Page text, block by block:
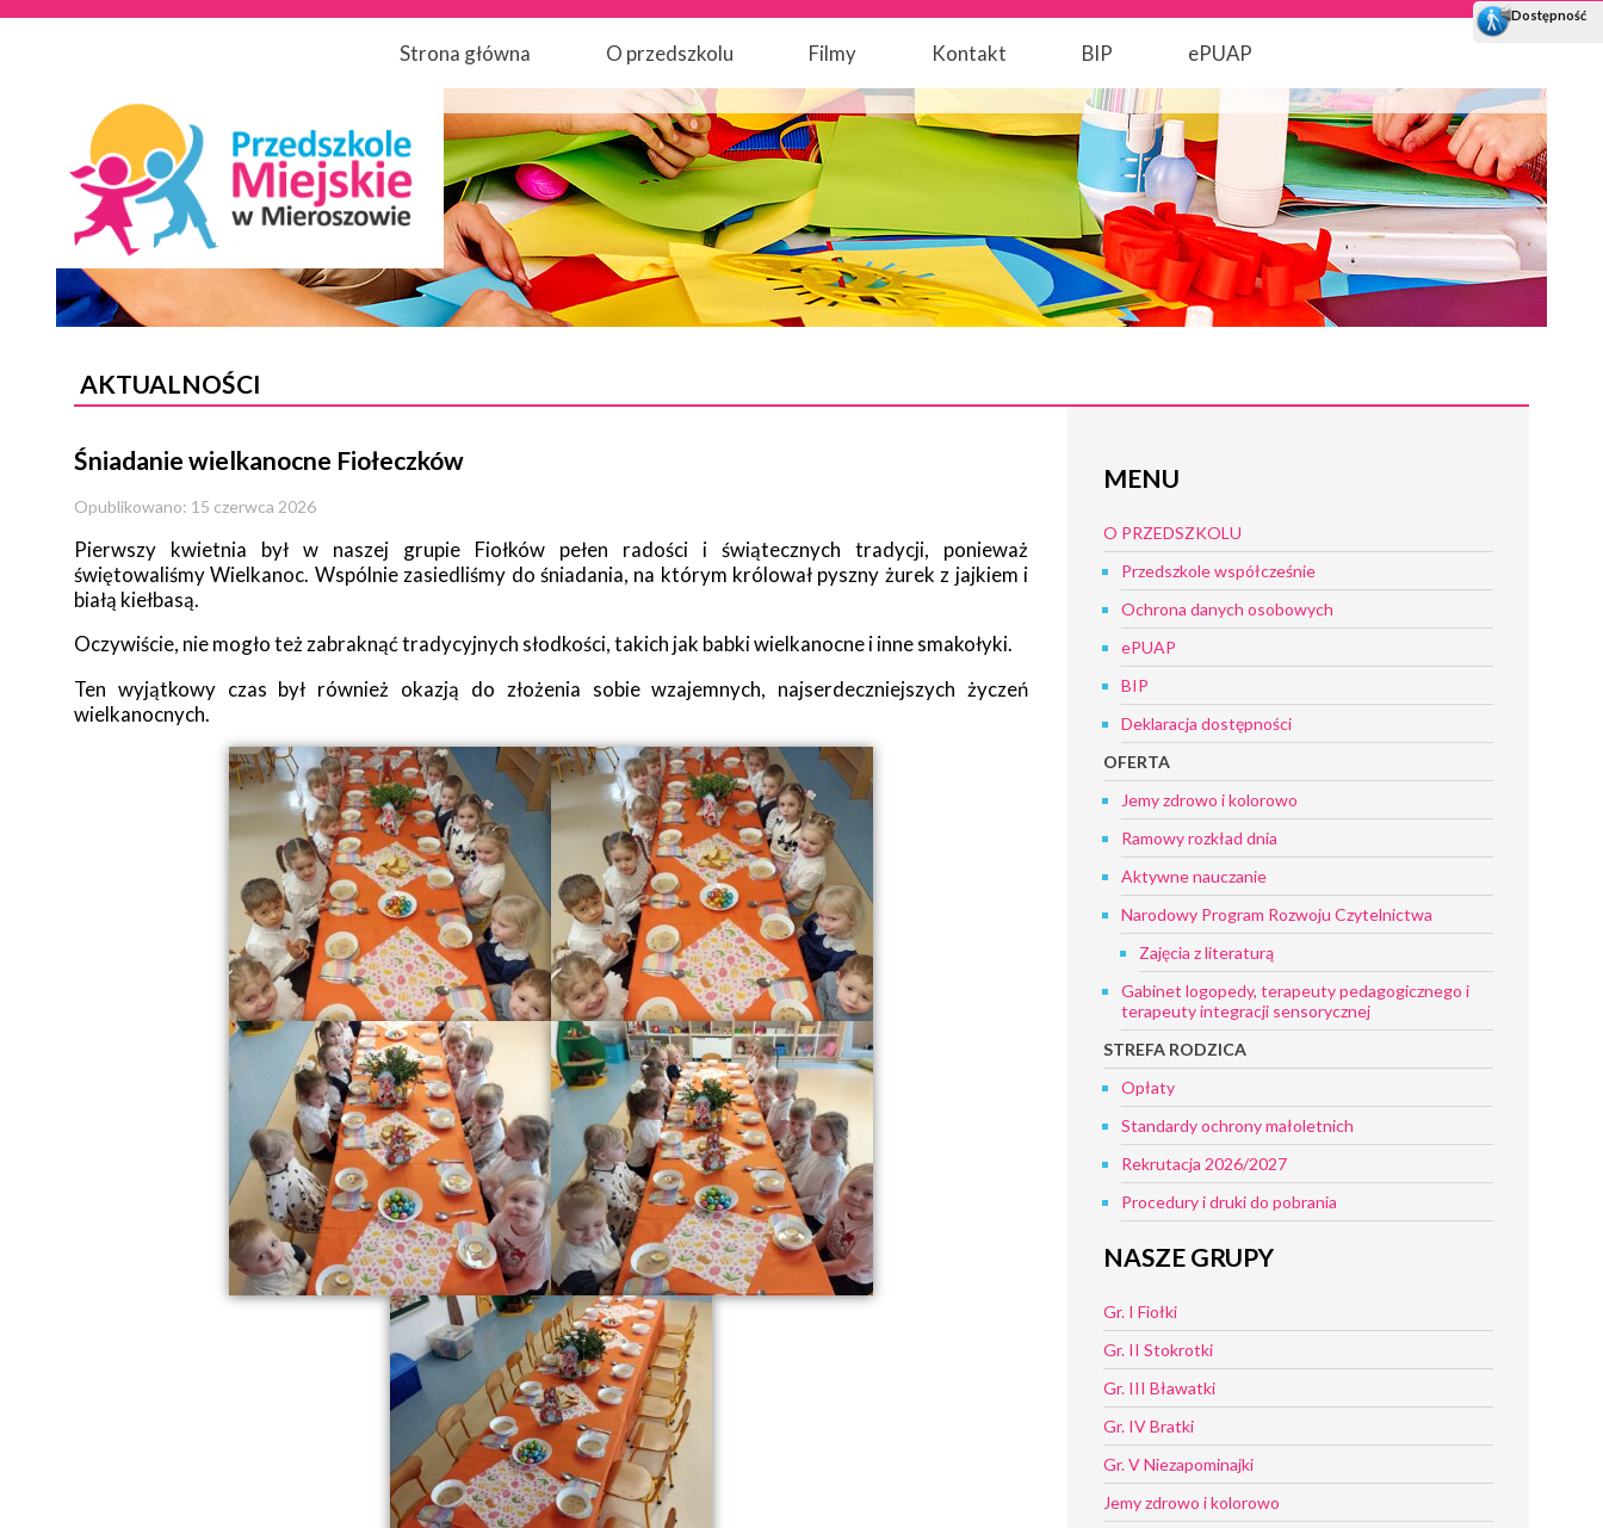
Strona główna O przedszkolu Filmy Kontakt BIP ePUAP
AKTUALNOŚCI
MENU
O PRZEDSZKOLU
Przedszkole współcześnie
Ochrona danych osobowych
ePUAP
BIP
Deklaracja dostępności
OFERTA
Jemy zdrowo i kolorowo
Ramowy rozkład dnia
Aktywne nauczanie
Narodowy Program Rozwoju Czytelnictwa
Zajęcia z literaturą
Gabinet logopedy, terapeuty pedagogicznego i
terapeuty integracji sensorycznej
STREFA RODZICA
Opłaty
Standardy ochrony małoletnich
Rekrutacja 2026/2027
Procedury i druki do pobrania
NASZE GRUPY
Gr. I Fiołki
Gr. II Stokrotki
Gr. III Bławatki
Gr. IV Bratki
Gr. V Niezapominajki
Jemy zdrowo i kolorowo
Śniadanie wielkanocne Fiołeczków
Opublikowano: 15 czerwca 2026
Pierwszy kwietnia był w naszej grupie Fiołków pełen radości i świątecznych tradycji, ponieważ
świętowaliśmy Wielkanoc. Wspólnie zasiedliśmy do śniadania, na którym królował pyszny żurek z jajkiem i
białą kiełbasą.
Oczywiście, nie mogło też zabraknąć tradycyjnych słodkości, takich jak babki wielkanocne i inne smakołyki.
Ten wyjątkowy czas był również okazją do złożenia sobie wzajemnych, najserdeczniejszych życzeń
wielkanocnych.